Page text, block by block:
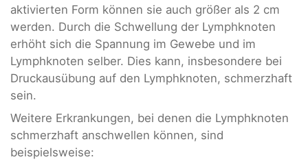
aktivierten Form können sie auch größer als 2 cm
werden. Durch die Schwellung der Lymphknoten
erhöht sich die Spannung im Gewebe und im
Lymphknoten selber. Dies kann, insbesondere bei
Druckausübung auf den Lymphknoten, schmerzhaft
sein.
Weitere Erkrankungen, bei denen die Lymphknoten
schmerzhaft anschwellen können, sind
beispielsweise: